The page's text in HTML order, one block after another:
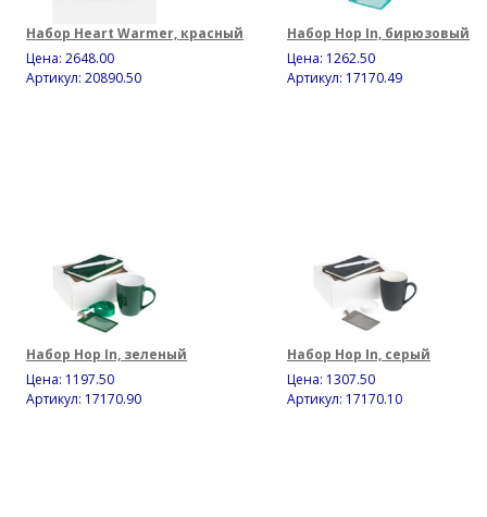
Набор Heart Warmer, красный
Цена: 2648.00
Артикул: 20890.50
Набор Hop In, бирюзовый
Цена: 1262.50
Артикул: 17170.49
Набор Hop In, зеленый
Цена: 1197.50
Артикул: 17170.90
Набор Hop In, серый
Цена: 1307.50
Артикул: 17170.10